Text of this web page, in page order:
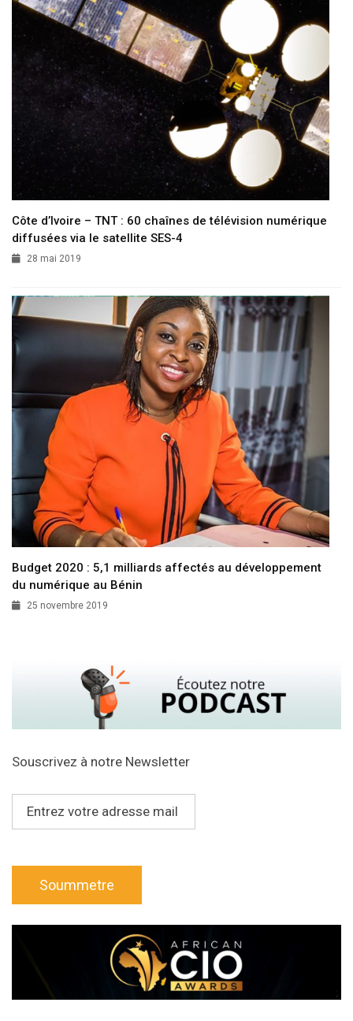
Côte d’Ivoire – TNT : 60 chaînes de télévision numérique
diffusées via le satellite SES-4
28 mai 2019
Budget 2020 : 5,1 milliards affectés au développement
du numérique au Bénin
25 novembre 2019
Souscrivez à notre Newsletter